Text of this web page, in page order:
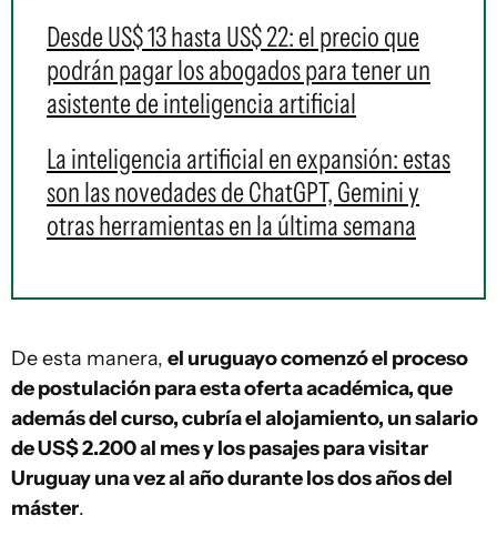
Desde US$ 13 hasta US$ 22: el precio que
podrán pagar los abogados para tener un
asistente de inteligencia artificial
La inteligencia artificial en expansión: estas
son las novedades de ChatGPT, Gemini y
otras herramientas en la última semana
De esta manera, el uruguayo comenzó el proceso
de postulación para esta oferta académica, que
además del curso, cubría el alojamiento, un salario
de US$ 2.200 al mes y los pasajes para visitar
Uruguay una vez al año durante los dos años del
máster.